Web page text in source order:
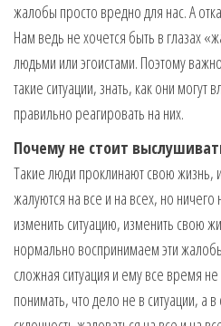
жалобы просто вредно для нас. А
Нам ведь не хочется быть в глазах
людьми или эгоистами. Поэтому
такие ситуации, знать, как они могут
правильно реагировать на них.
Почему не стоит
Такие люди проклинают свою жизнь,
жалуются на все и на всех, но
изменить ситуацию, изменить свою
нормально воспринимаем эти
сложная ситуация и ему все время
понимать, что дело не в ситуации, а